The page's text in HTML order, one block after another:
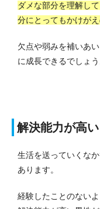
ダメな部分を理解し
分にとってもかけが
欠点や弱みを補いあ
に成長できるでしょう
解決能力が高い
生活を送っていくな
あります。
経験したことのない